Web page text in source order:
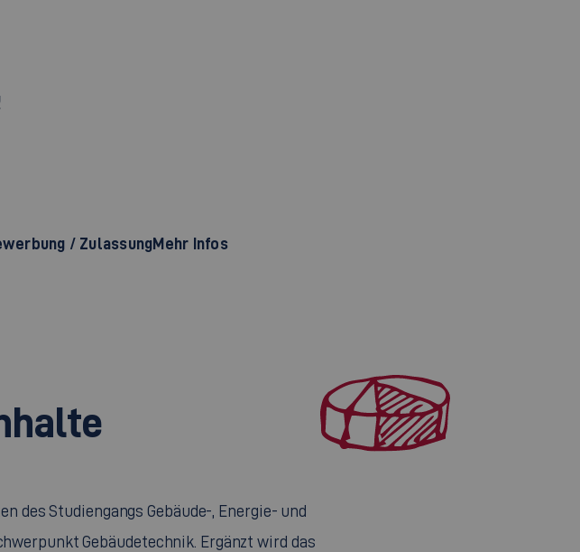
/ ZulassungMehr Infos
des Studiengangs Gebäude-, Energie- und
Gebäudetechnik. Ergänzt wird das